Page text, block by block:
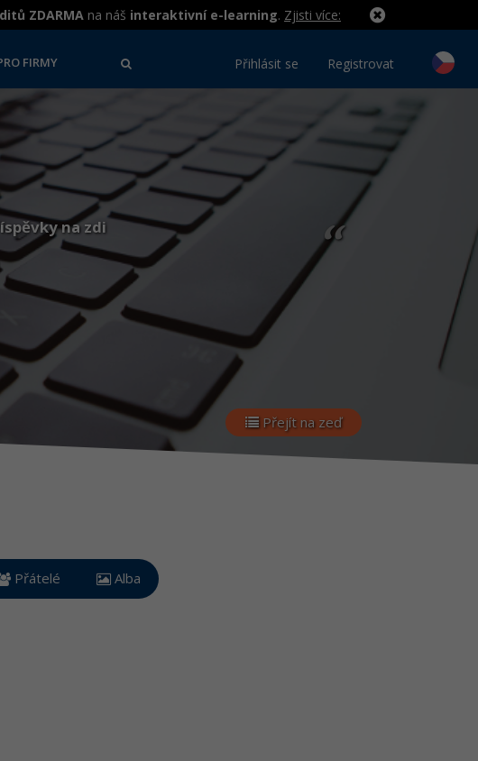
ZDARMA na náš interaktivní e-learning. Zjisti více:
FIRMY Přihlásit se Registrovat
“
na zdi
Přejít na zeď
Přátelé Alba